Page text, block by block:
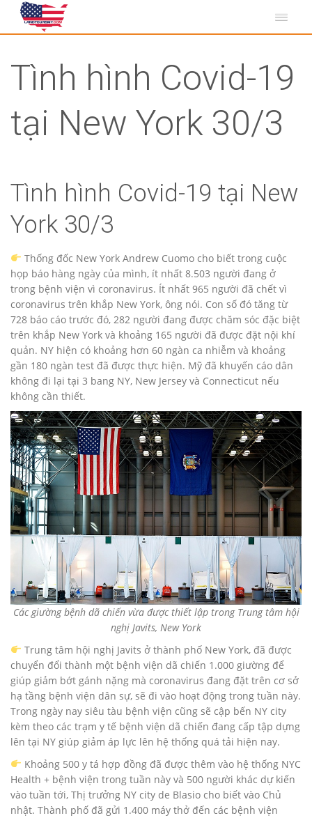
Tình hình Covid-19
tại New York 30/3
Tình hình Covid-19 tại New
York 30/3
Thống đốc New York Andrew Cuomo cho biết trong cuộc
họp báo hàng ngày của mình, ít nhất 8.503 người đang ở
trong bệnh viện vì coronavirus. Ít nhất 965 người đã chết vì
coronavirus trên khắp New York, ông nói. Con số đó tăng từ
728 báo cáo trước đó, 282 người đang được chăm sóc đặc biệt
trên khắp New York và khoảng 165 người đã được đặt nội khí
quản. NY hiện có khoảng hơn 60 ngàn ca nhiễm và khoảng
gần 180 ngàn test đã được thực hiện. Mỹ đã khuyến cáo dân
không đi lại tại 3 bang NY, New Jersey và Connecticut nếu
không cần thiết.
Các giường bệnh dã chiến vừa được thiết lập trong Trung tâm hội
nghị Javits, New York
Trung tâm hội nghị Javits ở thành phố New York, đã được
chuyển đổi thành một bệnh viện dã chiến 1.000 giường để
giúp giảm bớt gánh nặng mà coronavirus đang đặt trên cơ sở
hạ tầng bệnh viện dân sự, sẽ đi vào hoạt động trong tuần này.
Trong ngày nay siêu tàu bệnh viện cũng sẽ cập bến NY city
kèm theo các trạm y tế bệnh viện dã chiến đang cấp tập dựng
lên tại NY giúp giảm áp lực lên hệ thống quá tải hiện nay.
Khoảng 500 y tá hợp đồng đã được thêm vào hệ thống NYC
Health + bệnh viện trong tuần này và 500 người khác dự kiến
vào tuần tới, Thị trưởng NY city de Blasio cho biết vào Chủ
nhật. Thành phố đã gửi 1.400 máy thở đến các bệnh viện